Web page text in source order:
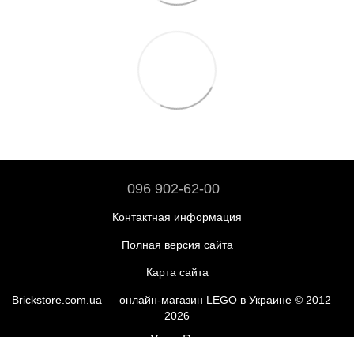
096 902-62-00
Контактная информация
Полная версия сайта
Карта сайта
Brickstore.com.ua — онлайн-магазин LEGO в Украине © 2012—
2026